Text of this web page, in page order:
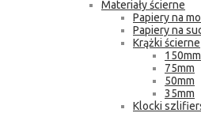
Materiały ścierne
Papiery na
Papiery na
Krążki ścierne
150mm
75mm
50mm
35mm
Klocki